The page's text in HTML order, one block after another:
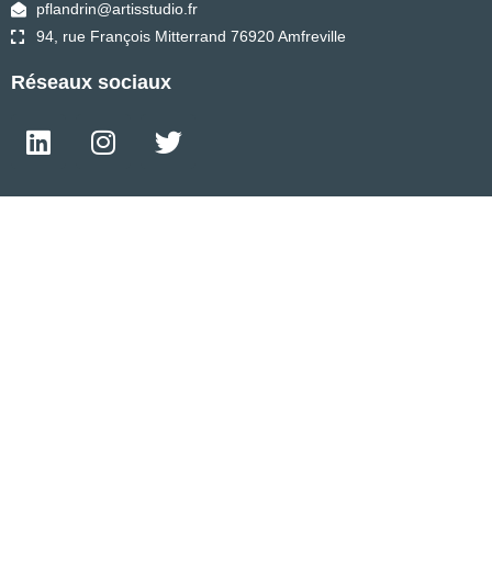
pflandrin@artisstudio.fr
94, rue François Mitterrand 76920 Amfreville
Réseaux sociaux